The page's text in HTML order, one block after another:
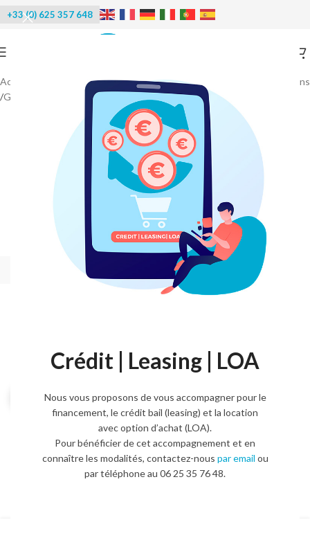
Crédit | Leasing | LOA
Nous vous proposons de vous accompagner pour le
financement, le crédit bail (leasing) et la location
avec option d’achat (LOA).
Pour bénéficier de cet accompagnement et en
connaître les modalités, contactez-nous par email ou
par téléphone au 06 25 35 76 48.
+33 (0) 625 357 648
Accueil Machines à glace/Machines à glaçons - Distributeurs de glaçons
/Glaçons Orion - Pulsar - Delta Max
-40%
Agrandir l'image